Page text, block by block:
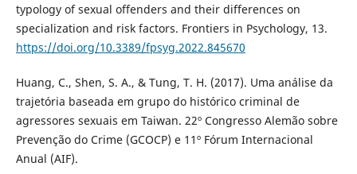
typology of sexual offenders and their differences on
specialization and risk factors. Frontiers in Psychology, 13.
https://doi.org/10.3389/fpsyg.2022.845670
Huang, C., Shen, S. A., & Tung, T. H. (2017). Uma análise da
trajetória baseada em grupo do histórico criminal de
agressores sexuais em Taiwan. 22º Congresso Alemão sobre
Prevenção do Crime (GCOCP) e 11º Fórum Internacional
Anual (AIF).